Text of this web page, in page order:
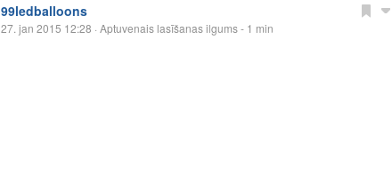
99ledballoons
27. jan 2015 12:28 · Aptuvenais lasīšanas ilgums - 1 min